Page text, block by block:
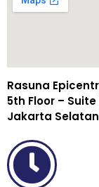
Rasuna
5th Floor – Suite
Jakarta Selatan